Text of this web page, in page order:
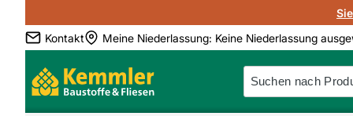
Kontakt
Meine Niederlassung: Keine Niederlassung